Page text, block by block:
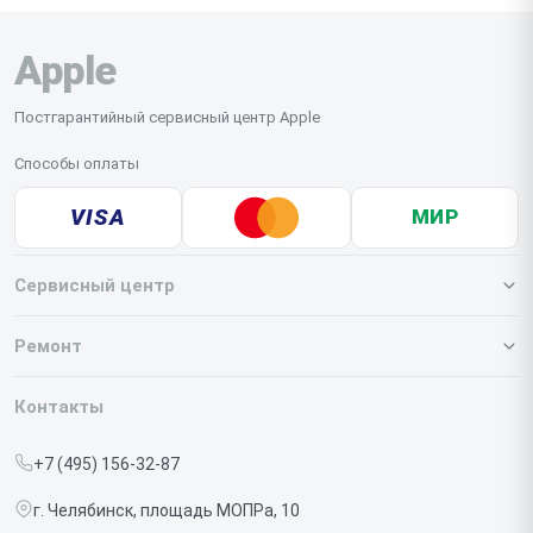
Apple
Постгарантийный сервисный центр Apple
Способы оплаты
VISA МИР
Сервисный центр
О нашем сервисе
Срочный ремонт
Доставка и способы оплаты
Ремонт
Iphone
Контакты
+7 (495) 156-32-87
г. Челябинск, площадь МОПРа, 10